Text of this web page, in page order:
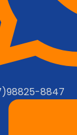
8847